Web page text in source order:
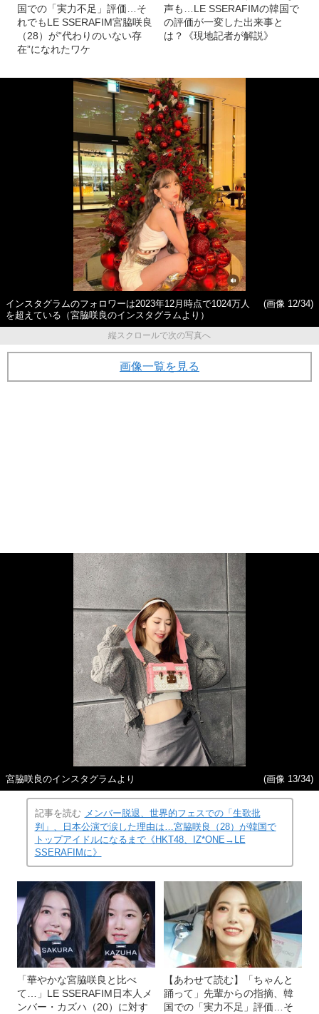
国での「実力不足」評価…そ
れでもLE SSERAFIM宮脇咲良
（28）が“代わりのいない存
在”になれたワケ
声も…LE SSERAFIMの韓国で
の評価が一変した出来事と
は？《現地記者が解説》
インスタグラムのフォロワーは2023年12月時点で1024万人
を超えている（宮脇咲良のインスタグラムより）
(画像 12/34)
縦スクロールで次の写真へ
画像一覧を見る
宮脇咲良のインスタグラムより (画像 13/34)
記事を読む メンバー脱退、世界的フェスでの「生歌批
判」、日本公演で涙した理由は…宮脇咲良（28）が韓国で
トップアイドルになるまで《HKT48、IZ*ONE→LE
SSERAFIMに》
「華やかな宮脇咲良と比べ
て…」LE SSERAFIM日本人メ
ンバー・カズハ（20）に対す
【あわせて読む】「ちゃんと
踊って」先輩からの指摘、韓
国での「実力不足」評価…そ